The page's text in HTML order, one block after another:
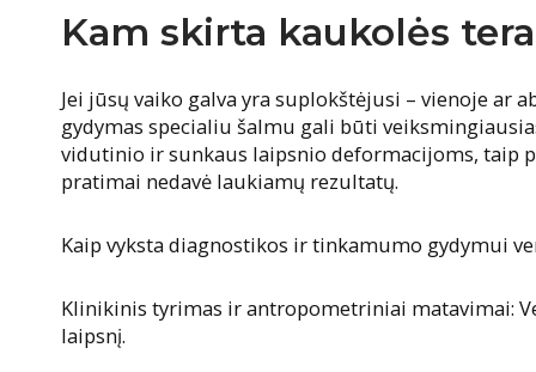
Kam skirta kaukolės
Jei jūsų vaiko galva yra suplokštėjusi – vienoje ar
gydymas specialiu šalmu gali būti
vidutinio ir sunkaus laipsnio deformacijoms, taip
pratimai nedavė laukiamų rezultatų.
Kaip vyksta diagnostikos ir tinkamumo gydymui
Klinikinis tyrimas ir antropometriniai matavimai:
laipsnį.